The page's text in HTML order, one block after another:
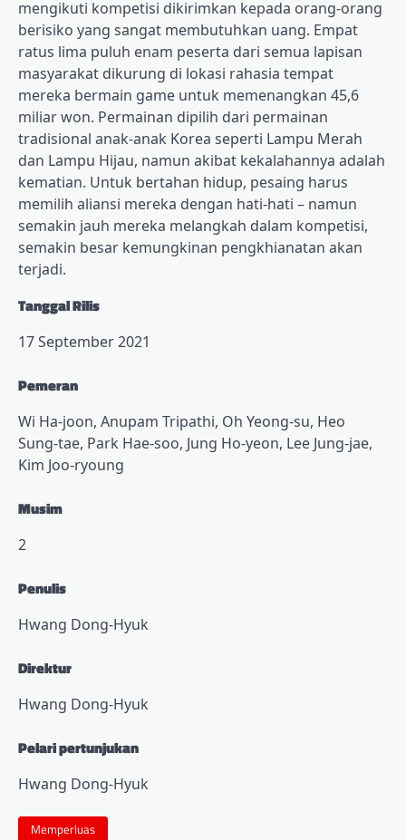
mengikuti kompetisi dikirimkan kepada orang-orang
berisiko yang sangat membutuhkan uang. Empat
ratus lima puluh enam peserta dari semua lapisan
masyarakat dikurung di lokasi rahasia tempat
mereka bermain game untuk memenangkan 45,6
miliar won. Permainan dipilih dari permainan
tradisional anak-anak Korea seperti Lampu Merah
dan Lampu Hijau, namun akibat kekalahannya adalah
kematian. Untuk bertahan hidup, pesaing harus
memilih aliansi mereka dengan hati-hati – namun
semakin jauh mereka melangkah dalam kompetisi,
semakin besar kemungkinan pengkhianatan akan
terjadi.
Tanggal Rilis
17 September 2021
Pemeran
Wi Ha-joon, Anupam Tripathi, Oh Yeong-su, Heo
Sung-tae, Park Hae-soo, Jung Ho-yeon, Lee Jung-jae,
Kim Joo-ryoung
Musim
2
Penulis
Hwang Dong-Hyuk
Direktur
Hwang Dong-Hyuk
Pelari pertunjukan
Hwang Dong-Hyuk
Memperluas